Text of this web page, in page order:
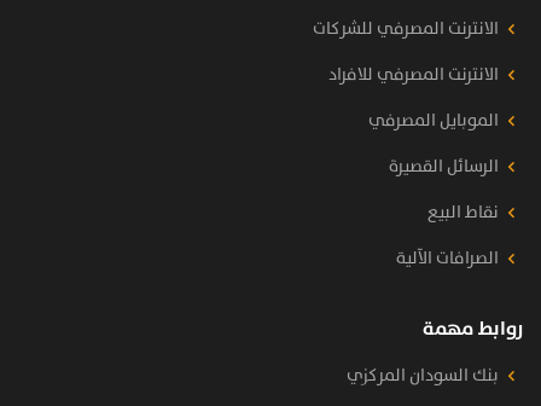
الانترنت المصرفي للشركات
الانترنت المصرفي للافراد
الموبايل المصرفي
الرسائل القصيرة
نقاط البيع
الصرافات الآلية
روابط مهمة
بنك السودان المركزي